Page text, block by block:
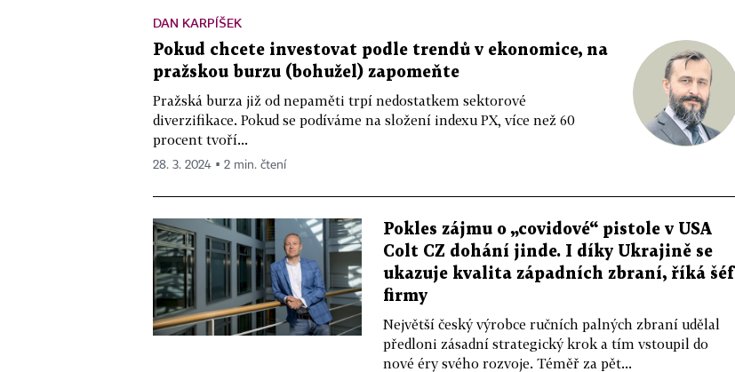
DAN KARPÍŠEK
Pokud chcete investovat podle trendů v ekonomice, na
pražskou burzu (bohužel) zapomeňte
Pražská burza již od nepaměti trpí nedostatkem sektorové
diverzifikace. Pokud se podíváme na složení indexu PX, více než 60
procent tvoří...
28. 3. 2024 ▪ 2 min. čtení
Pokles zájmu o „covidové“ pistole v USA
Colt CZ dohání jinde. I díky Ukrajině se
ukazuje kvalita západních zbraní, říká šéf
firmy
Největší český výrobce ručních palných zbraní udělal
předloni zásadní strategický krok a tím vstoupil do
nové éry svého rozvoje. Téměř za pět...